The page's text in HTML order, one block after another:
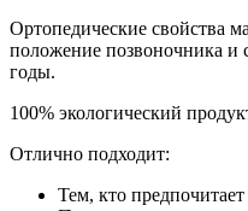
Ортопедические свойства
положение позвоночника и
годы.
100% экологический
Отлично подходит:
Тем, кто